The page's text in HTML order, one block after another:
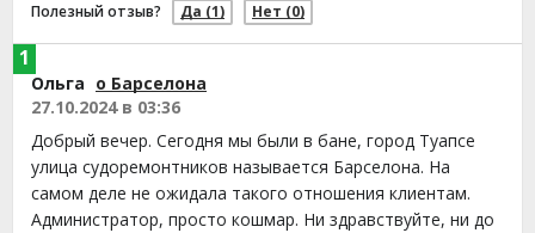
Полезный отзыв? Да (1) Нет (0)
Ольга о Барселона
27.10.2024 в 03:36
Добрый вечер. Сегодня мы были в бане, город Туапсе
улица судоремонтников называется Барселона. На
самом деле не ожидала такого отношения клиентам.
Администратор, просто кошмар. Ни здравствуйте, ни до
1